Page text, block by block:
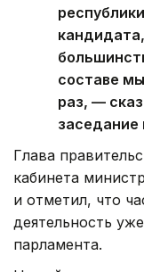
составе
раз, —
заседание
Глава
кабинета
и отметил, что
деятельность
парламента.